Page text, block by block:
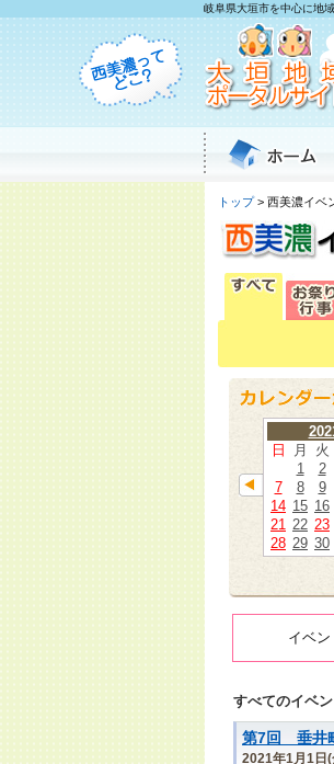
岐阜県大垣市を中心に地
トップ> 西美濃イベ
日
月 火
1
2
7
8 9
14 15 16
21 22 23
28 29 30
イベ
すべてのイベン
第7回 垂井
2021年1月1日